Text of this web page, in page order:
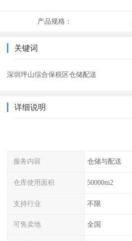
产品规格：
关键词
深圳坪山综合保税区仓储配送
详细说明
服务内容 仓储与配送
仓库使用面积 50000m2
支持行业 不限
可售卖地 全国